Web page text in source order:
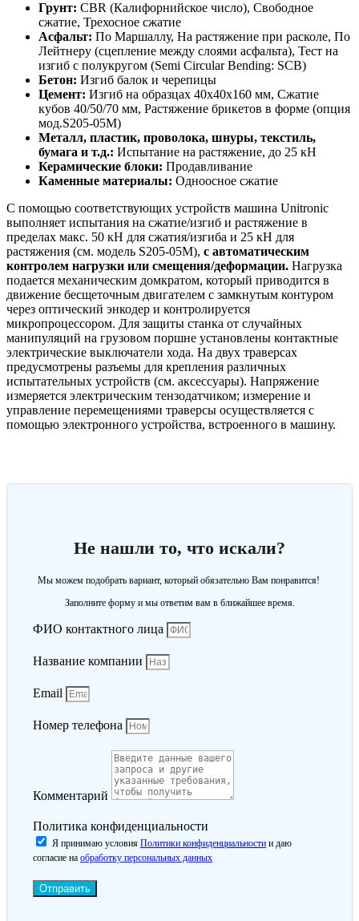
Грунт: CBR (Калифорнийское число), Свободное
сжатие, Трехосное сжатие
Асфальт: По Маршаллу, На растяжение при расколе, По
Лейтнеру (сцепление между слоями асфальта), Тест на
изгиб с полукругом (Semi Circular Bending: SCB)
Бетон: Изгиб балок и черепицы
Цемент: Изгиб на образцах 40x40x160 мм, Сжатие
кубов 40/50/70 мм, Растяжение брикетов в форме (опция
мод.S205-05М)
Металл, пластик, проволока, шнуры, текстиль,
бумага и т.д.: Испытание на растяжение, до 25 кН
Керамические блоки: Продавливание
Каменные материалы: Одноосное сжатие
С помощью соответствующих устройств машина Unitronic
выполняет испытания на сжатие/изгиб и растяжение в
пределах макс. 50 кН для сжатия/изгиба и 25 кН для
растяжения (см. модель S205-05M), с автоматическим
контролем нагрузки или смещения/деформации. Нагрузка
подается механическим домкратом, который приводится в
движение бесщеточным двигателем с замкнутым контуром
через оптический энкодер и контролируется
микропроцессором. Для защиты станка от случайных
манипуляций на грузовом поршне установлены контактные
электрические выключатели хода. На двух траверсах
предусмотрены разъемы для крепления различных
испытательных устройств (см. аксессуары). Напряжение
измеряется электрическим тензодатчиком; измерение и
управление перемещениями траверсы осуществляется с
помощью электронного устройства, встроенного в машину.
Не нашли то, что искали?
Мы можем подобрать вариант, который обязательно Вам понравится!
Заполните форму и мы ответим вам в ближайшее время.
ФИО контактного лица
Название компании
Email
Номер телефона
Комментарий
Политика конфиденциальности
Я принимаю условия Политики конфиденциальности и даю
согласие на обработку персональных данных
Отправить